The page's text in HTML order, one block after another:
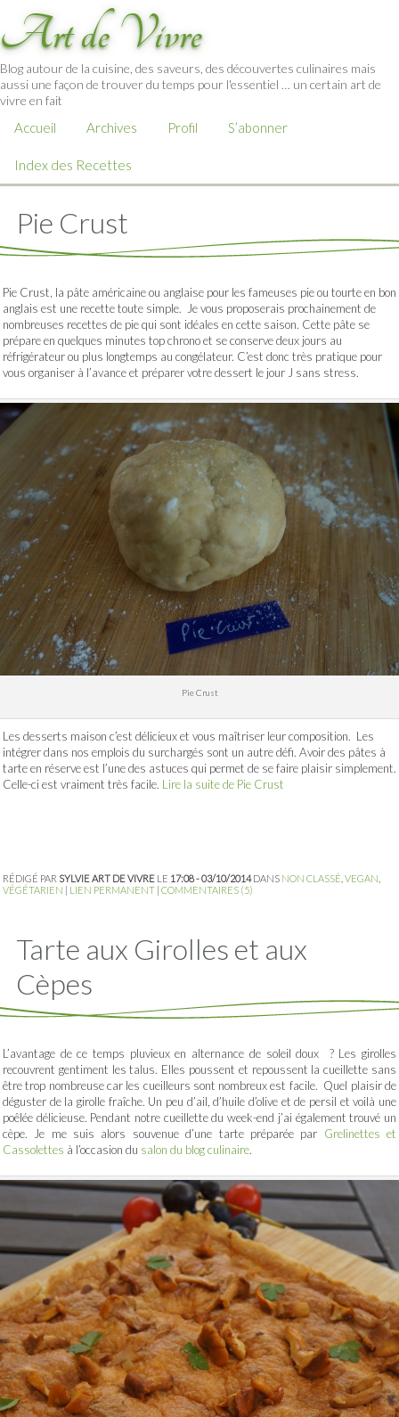
Art de Vivre
Blog autour de la cuisine, des saveurs, des découvertes culinaires mais
aussi une façon de trouver du temps pour l'essentiel … un certain art de
vivre en fait
Accueil Archives Profil S’abonner
Index des Recettes
Pie Crust
Pie Crust, la pâte américaine ou anglaise pour les fameuses pie ou tourte en bon
anglais est une recette toute simple. Je vous proposerais prochainement de
nombreuses recettes de pie qui sont idéales en cette saison. Cette pâte se
prépare en quelques minutes top chrono et se conserve deux jours au
réfrigérateur ou plus longtemps au congélateur. C’est donc très pratique pour
vous organiser à l’avance et préparer votre dessert le jour J sans stress.
Pie Crust
Les desserts maison c’est délicieux et vous maîtriser leur composition. Les
intégrer dans nos emplois du surchargés sont un autre défi. Avoir des pâtes à
tarte en réserve est l’une des astuces qui permet de se faire plaisir simplement.
Celle-ci est vraiment très facile. Lire la suite de Pie Crust
RÉDIGÉ PAR SYLVIE ART DE VIVRE LE 17:08 - 03/10/2014DANS NON CLASSÉ VEGAN
VÉGÉTARIEN | LIEN PERMANENT | COMMENTAIRES (5)
Tarte aux Girolles et aux
Cèpes
L’avantage de ce temps pluvieux en alternance de soleil doux ? Les girolles
recouvrent gentiment les talus. Elles poussent et repoussent la cueillette sans
être trop nombreuse car les cueilleurs sont nombreux est facile. Quel plaisir de
déguster de la girolle fraîche. Un peu d’ail, d’huile d’olive et de persil et voilà une
poêlée délicieuse. Pendant notre cueillette du week-end j’ai également trouvé un
cèpe. Je me suis alors souvenue d’une tarte préparée par Grelinettes et
Cassolettes à l’occasion du salon du blog culinaire.